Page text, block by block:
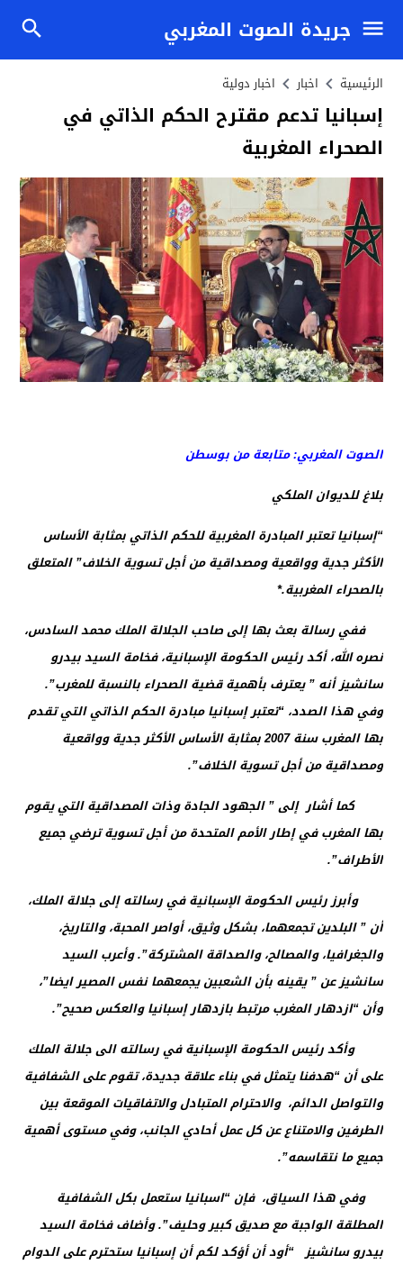
جريدة الصوت المغربي
الرئيسية اخبار اخبار دولية
إسبانيا تدعم مقترح الحكم الذاتي في
الصحراء المغربية
الصوت المغربي: متابعة من بوسطن
بلاغ للديوان الملكي
“إسبانيا تعتبر المبادرة المغربية للحكم الذاتي بمثابة الأساس
الأكثر جدية وواقعية ومصداقية من أجل تسوية الخلاف” المتعلق
بالصحراء المغربية.*
ففي رسالة بعث بها إلى صاحب الجلالة الملك محمد السادس،
نصره الله، أكد رئيس الحكومة الإسبانية، فخامة السيد بيدرو
سانشيز أنه ” يعترف بأهمية قضية الصحراء بالنسبة للمغرب”.
وفي هذا الصدد، “تعتبر إسبانيا مبادرة الحكم الذاتي التي تقدم
بها المغرب سنة 2007 بمثابة الأساس الأكثر جدية وواقعية
ومصداقية من أجل تسوية الخلاف”.
كما أشار إلى ” الجهود الجادة وذات المصداقية التي يقوم
بها المغرب في إطار الأمم المتحدة من أجل تسوية ترضي جميع
الأطراف”.
وأبرز رئيس الحكومة الإسبانية في رسالته إلى جلالة الملك،
أن ” البلدين تجمعهما، بشكل وثيق، أواصر المحبة، والتاريخ،
والجغرافيا، والمصالح، والصداقة المشتركة”. وأعرب السيد
سانشيز عن ” يقينه بأن الشعبين يجمعهما نفس المصير ايضا”،
وأن “ازدهار المغرب مرتبط بازدهار إسبانيا والعكس صحيح”.
وأكد رئيس الحكومة الإسبانية في رسالته الى جلالة الملك
على أن “هدفنا يتمثل في بناء علاقة جديدة، تقوم على الشفافية
والتواصل الدائم، والاحترام المتبادل والاتفاقيات الموقعة بين
الطرفين والامتناع عن كل عمل أحادي الجانب، وفي مستوى أهمية
جميع ما نتقاسمه”.
وفي هذا السياق، فإن “اسبانيا ستعمل بكل الشفافية
المطلقة الواجبة مع صديق كبير وحليف”. وأضاف فخامة السيد
بيدرو سانشيز “أود أن أؤكد لكم أن إسبانيا ستحترم على الدوام